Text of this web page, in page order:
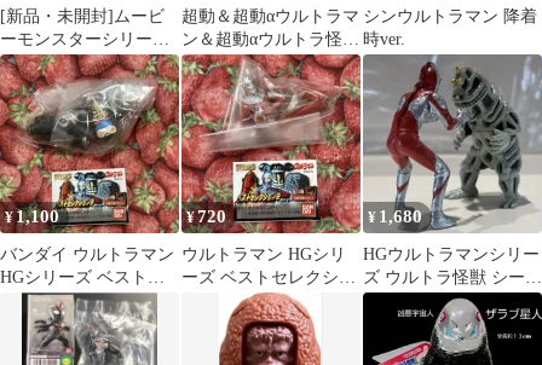
[新品・未開封]ムービ
ーモンスターシリーズ
シン・ウルトラマン 飛
行ver.
超動＆超動αウルトラマ
ン＆超動αウルトラ怪
獣 パーツ 11個 美
品
シンウルトラマン 降着
時ver.
¥ 1,100
バンダイ ウルトラマン
HGシリーズ ベストセ
レクション2 ギャンゴ
フィギュア
¥720
ウルトラマン HGシリ
ーズ ベストセレクショ
ン2 ウルトラセブン 3
¥ 1,680
HGウルトラマンシリー
ズ ウルトラ怪獣 シーボ
ーズ & ウルトラマン